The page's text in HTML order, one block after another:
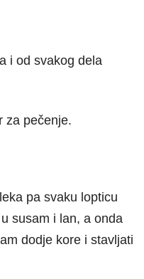
i od svakog dela
za pečenje.
pa svaku lopticu
susam i lan, a onda
dodje kore i stavljati